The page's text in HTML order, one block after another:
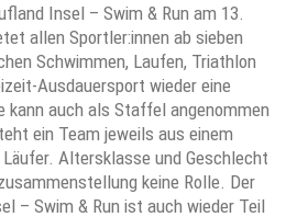
Insel – Swim & Run am 13.
allen Sportler:innen ab sieben
Schwimmen, Laufen, Triathlon
Ausdauersport wieder eine
kann auch als Staffel angenommen
ein Team jeweils aus einem
Altersklasse und Geschlecht
keine Rolle. Der
– Swim & Run ist auch wieder Teil